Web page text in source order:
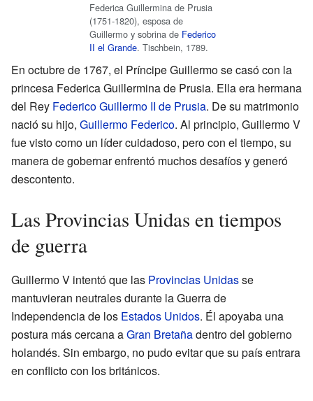
Federica Guillermina de Prusia
(1751-1820), esposa de
Guillermo y sobrina de Federico
II el Grande. Tischbein, 1789.
En octubre de 1767, el Príncipe Guillermo se casó con la
princesa Federica Guillermina de Prusia. Ella era hermana
del Rey Federico Guillermo II de Prusia. De su matrimonio
nació su hijo, Guillermo Federico. Al principio, Guillermo V
fue visto como un líder cuidadoso, pero con el tiempo, su
manera de gobernar enfrentó muchos desafíos y generó
descontento.
Las Provincias Unidas en tiempos
de guerra
Guillermo V intentó que las Provincias Unidasse
mantuvieran neutrales durante la Guerra de
Independencia de los Estados Unidos. Él apoyaba una
postura más cercana aGran Bretañadentro del gobierno
holandés. Sin embargo, no pudo evitar que su país entrara
en conflicto con los británicos.